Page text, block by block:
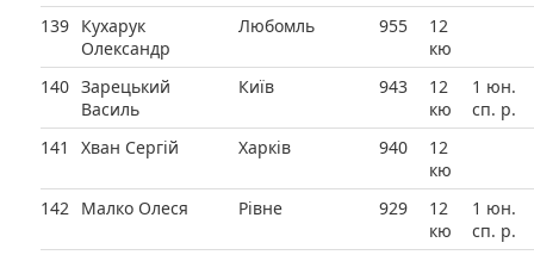
139 Кухарук
Олександр
Любомль 955
12
кю
140 Зарецький
Василь
Київ 943
12
кю
1 юн.
сп. р.
141
Хван Сергій Харків 940
12
кю
142 Малко Олеся Рівне 929
12
кю
1 юн.
сп. р.